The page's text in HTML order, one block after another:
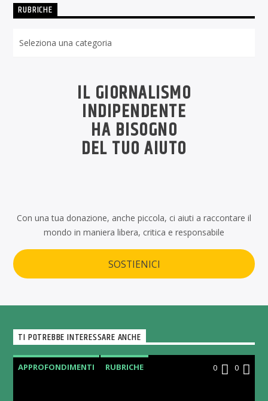
RUBRICHE
IL GIORNALISMO
INDIPENDENTE
HA BISOGNO
DEL TUO AIUTO
Con una tua donazione, anche piccola, ci aiuti a raccontare il
mondo in maniera libera, critica e responsabile
SOSTIENICI
TI POTREBBE INTERESSARE ANCHE
APPROFONDIMENTI RUBRICHE 0 0